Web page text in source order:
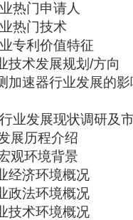
热门申请人
热门技术
专利价值特征
技术发展规划/方向
加速器行业发展的
业发展现状调研及
展历程介绍
观环境背景
经济环境概况
政法环境概况
技术环境概况